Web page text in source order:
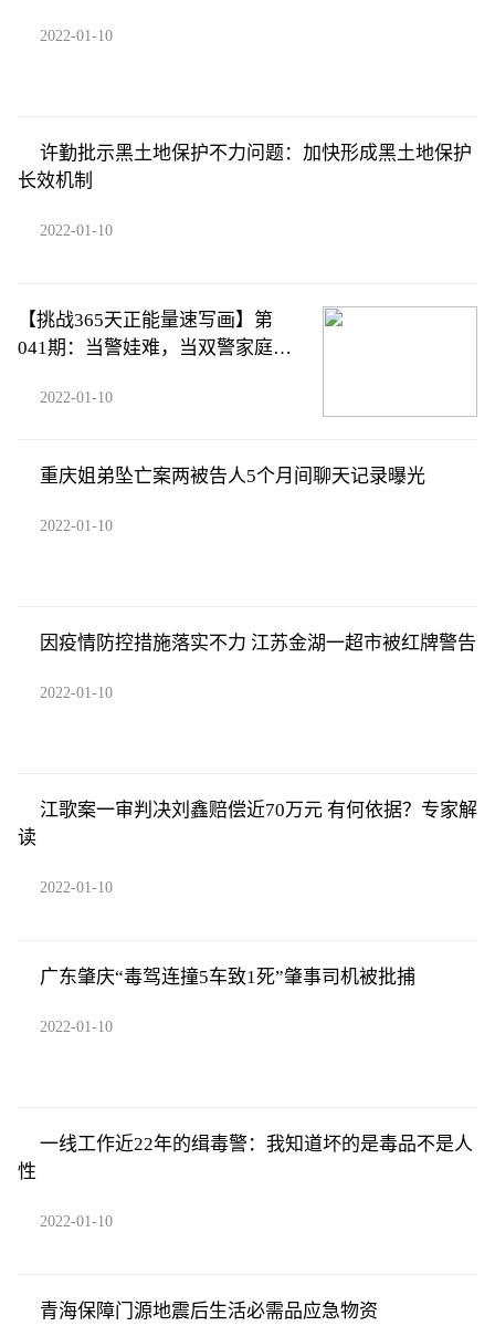
2022-01-10
许勤批示黑土地保护不力问题：加快形成黑土地保护
长效机制
2022-01-10
【挑战365天正能量速写画】第
041期：当警娃难，当双警家庭的
2022-01-10
重庆姐弟坠亡案两被告人5个月间聊天记录曝光
2022-01-10
因疫情防控措施落实不力 江苏金湖一超市被红牌警告
2022-01-10
江歌案一审判决刘鑫赔偿近70万元 有何依据？专家解
读
2022-01-10
广东肇庆“毒驾连撞5车致1死”肇事司机被批捕
2022-01-10
一线工作近22年的缉毒警：我知道坏的是毒品不是人
性
2022-01-10
青海保障门源地震后生活必需品应急物资